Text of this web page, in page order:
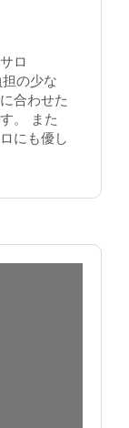
ロ
の少な
合わせた
。 また
にも優し